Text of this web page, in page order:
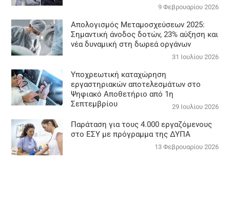
9 Φεβρουαρίου 2026
Απολογισμός Μεταμοσχεύσεων 2025:
Σημαντική άνοδος δοτών, 23% αύξηση και
νέα δυναμική στη δωρεά οργάνων
31 Ιουλίου 2026
Υποχρεωτική καταχώρηση
εργαστηριακών αποτελεσμάτων στο
Ψηφιακό Αποθετήριο από 1η
Σεπτεμβρίου
29 Ιουλίου 2026
Παράταση για τους 4.000 εργαζόμενους
στο ΕΣΥ με πρόγραμμα της ΔΥΠΑ
13 Φεβρουαρίου 2026